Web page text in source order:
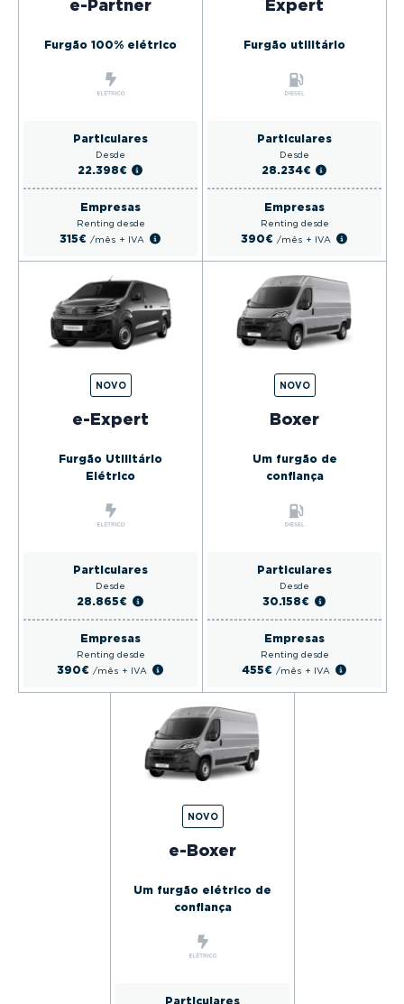
e-Partner
Furgão 100% elétrico
Particulares
Desde
22.398€
Empresas
Renting desde
315€ /mês + IVA
Expert
Furgão utilitário
Particulares
Desde
28.234€
Empresas
Renting desde
390€ /mês + IVA
NOVO
e-Expert
Furgão Utilitário
Elétrico
Particulares
Desde
28.865€
Empresas
Renting desde
390€ /mês + IVA
NOVO
Boxer
Um furgão de
confiança
Particulares
Desde
30.158€
Empresas
Renting desde
455€ /mês + IVA
NOVO
e-Boxer
Um furgão elétrico de
confiança
Particulares